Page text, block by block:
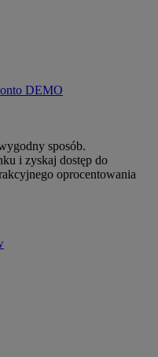
DEMO
sposób.
i zyskaj dostęp do
oprocentowania